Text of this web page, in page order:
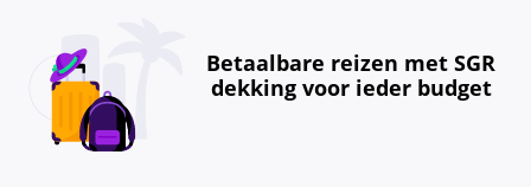
Betaalbare reizen met SGR
dekking voor ieder budget